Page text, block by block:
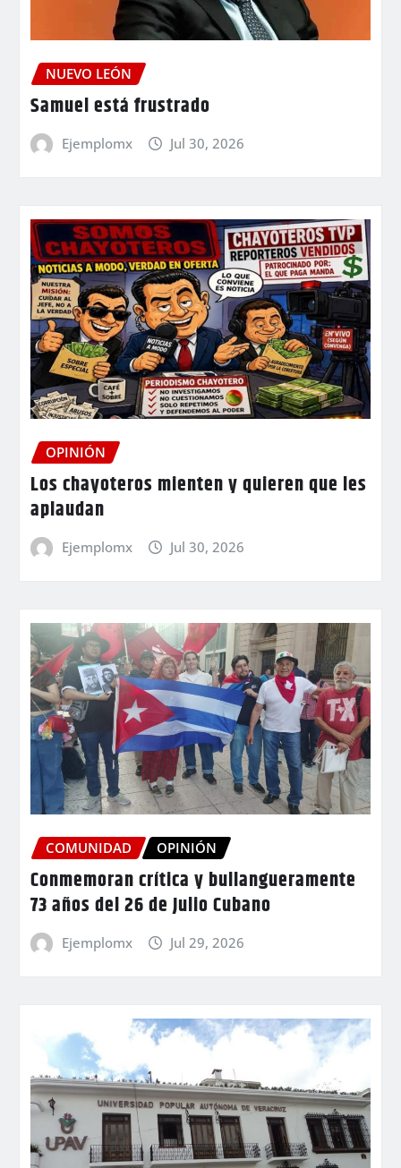
NUEVO LEÓN
Samuel está frustrado
Ejemplomx Jul 30, 2026
OPINIÓN
Los chayoteros mienten y quieren que les
aplaudan
Ejemplomx Jul 30, 2026
COMUNIDAD OPINIÓN
Conmemoran crítica y bullangueramente
73 años del 26 de Julio Cubano
Ejemplomx Jul 29, 2026